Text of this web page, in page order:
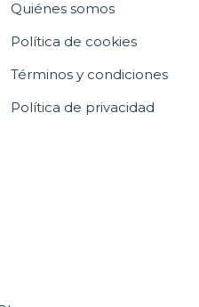
Quiénes somos
Política de cookies
Términos y condiciones
Política de privacidad